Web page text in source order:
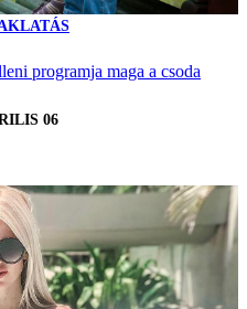
programja maga a csoda
06